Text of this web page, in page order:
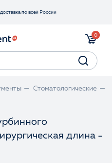
по всей России
лист
0
Стоматологические
длина -